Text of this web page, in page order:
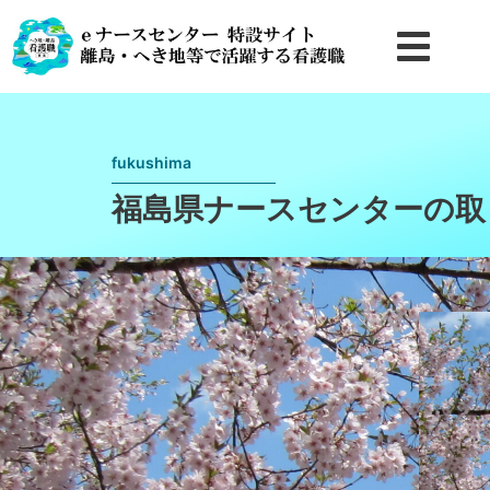
fukushima
福島県ナースセンターの